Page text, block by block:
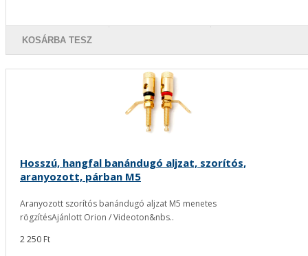
KOSÁRBA TESZ
Hosszú, hangfal banándugó aljzat, szorítós,
aranyozott, párban M5
Aranyozott szorítós banándugó aljzat M5 menetes
rögzítésAjánlott Orion / Videoton&nbs..
2 250 Ft